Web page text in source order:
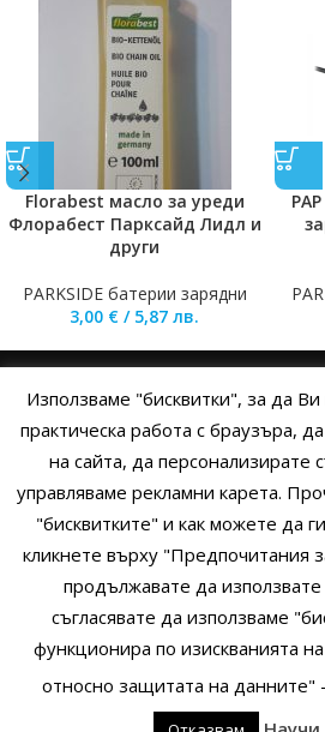
Florabest масло за уреди
Флорабест Парксайд Лидл и
други
PARKSIDE батерии зарядни
3,00 € / 5,87 лв.
ОБЩИ УСЛОВИЯ
ПОЛИТИКА НА БИСКВИТКИТЕ
Copyright © 2014 - 2024 Zigifly.com —
You
Използваме "бисквитки", за да
практическа работа с браузъра,
на сайта, да персонализирате
управляваме рекламни карета.
"бисквитките" и как можете да
кликнете върху "Предпочитания
продължавате да използвате
съгласявате да използваме
функционира по изискванията
относно защитата на данните"